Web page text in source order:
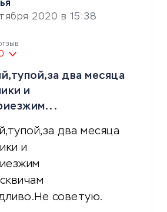
2020 в 15:38
два месяца
и
два месяца
и
советую.